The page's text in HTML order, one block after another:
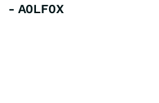
- A0LF0X